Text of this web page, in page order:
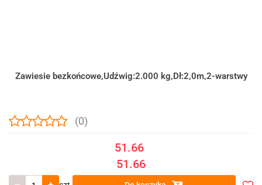
Zawiesie bezkońcowe,Udźwig:2.000 kg,Dł:2,0m,2-warstwy
(0)
51.66
51.66